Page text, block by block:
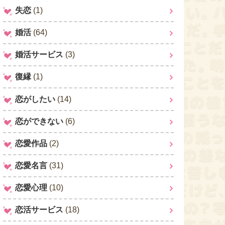
失恋 (1)
婚活(64)
婚活サービス (3)
復縁 (1)
恋がしたい (14)
恋ができない (6)
恋愛作品 (2)
恋愛名言 (31)
恋愛心理 (10)
恋活サービス (18)